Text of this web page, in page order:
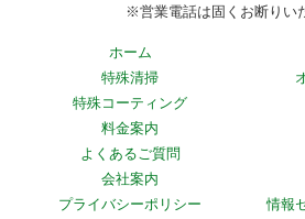
※営業電話は固くお断りい
ホーム
特殊清掃
特殊コーティング
料金案内
よくあるご質問
会社案内
プライバシーポリシー
情報